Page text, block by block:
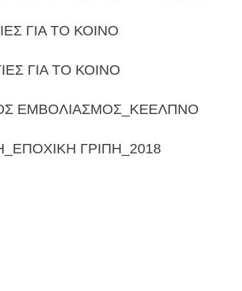
Γραμμάτων
ΓΙΑ ΤΟ ΚΟΙΝΟ
ΓΙΑ ΤΟ ΚΟΙΝΟ
ΕΜΒΟΛΙΑΣΜΟΣ_ΚΕΕΛΠΝΟ
ΓΡΙΠΗ_2018